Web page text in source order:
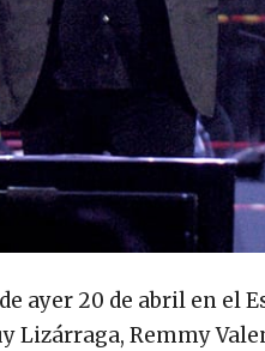
ayer 20 de abril en el
Remmy